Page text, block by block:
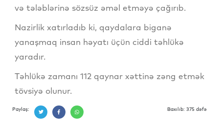
və tələblərinə sözsüz əməl etməyə çağırıb.
Nazirlik xatırladıb ki, qaydalara biganə
yanaşmaq insan həyatı üçün ciddi təhlükə
yaradır.
Təhlükə zamanı 112 qaynar xəttinə zəng etmək
tövsiyə olunur.
Paylaş: Baxılıb: 375 dəfə